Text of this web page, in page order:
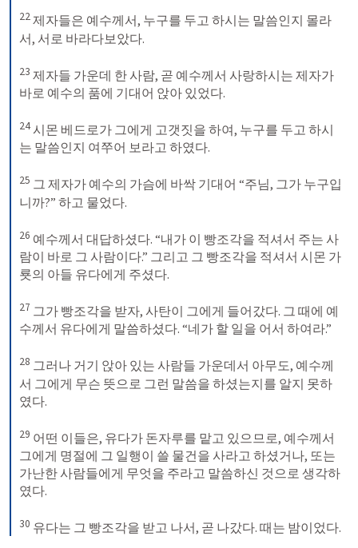
22 제자들은 예수께서, 누구를 두고 하시는 말씀인지 몰라
서, 서로 바라다보았다.
23 제자들 가운데 한 사람, 곧 예수께서 사랑하시는 제자가
바로 예수의 품에 기대어 앉아 있었다.
24 시몬 베드로가 그에게 고갯짓을 하여, 누구를 두고 하시
는 말씀인지 여쭈어 보라고 하였다.
25 그 제자가 예수의 가슴에 바싹 기대어 “주님, 그가 누구입
니까?” 하고 물었다.
26 예수께서 대답하셨다. “내가 이 빵조각을 적셔서 주는 사
람이 바로 그 사람이다.” 그리고 그 빵조각을 적셔서 시몬 가
룟의 아들 유다에게 주셨다.
27 그가 빵조각을 받자, 사탄이 그에게 들어갔다. 그 때에 예
수께서 유다에게 말씀하셨다. “네가 할 일을 어서 하여라.”
28 그러나 거기 앉아 있는 사람들 가운데서 아무도, 예수께
서 그에게 무슨 뜻으로 그런 말씀을 하셨는지를 알지 못하
였다.
29 어떤 이들은, 유다가 돈자루를 맡고 있으므로, 예수께서
그에게 명절에 그 일행이 쓸 물건을 사라고 하셨거나, 또는
가난한 사람들에게 무엇을 주라고 말씀하신 것으로 생각하
였다.
30 유다는 그 빵조각을 받고 나서, 곧 나갔다. 때는 밤이었다.